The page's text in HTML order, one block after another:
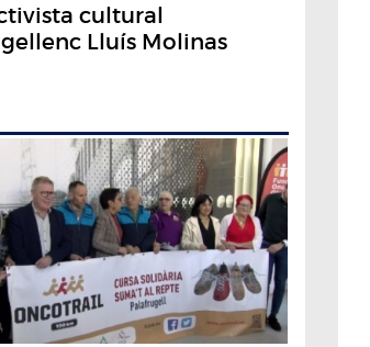
cultural
Lluís Molinas